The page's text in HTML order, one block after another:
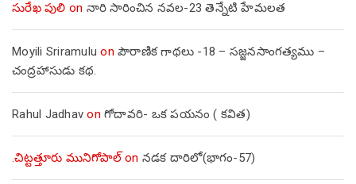
సురేఖ పులి on నారి సారించిన నవల-23 తెన్నేటి హేమలత
Moyili Sriramulu on పౌరాణిక గాథలు -18 – సజ్జనసాంగత్యము –
చంద్రహాసుడు కథ.
Rahul Jadhav on గోదావరి- ఒక పయనం ( కవిత)
.చిట్టత్తూరు మునిగోపాల్ on నడక దారిలో(భాగం-57)